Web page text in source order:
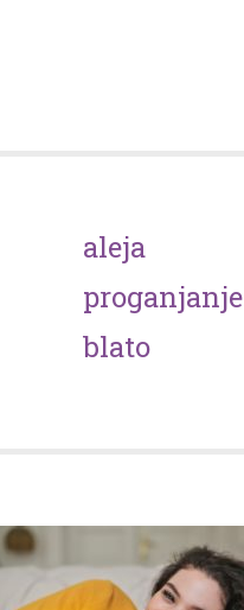
aleja
proganjanje
blato